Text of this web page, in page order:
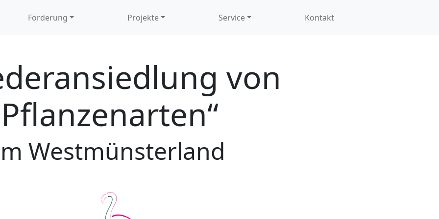
Förderung Projekte Service Kontakt
von
Pflanzenarten“
Westmünsterland